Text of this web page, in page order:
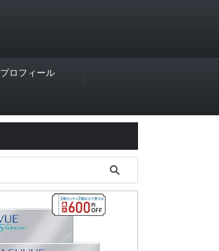
プロフィール